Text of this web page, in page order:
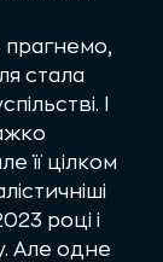
стала
І
її цілком
році і
Але одне